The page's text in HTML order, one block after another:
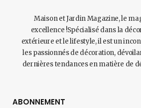
Maison et Jardin Magazine, le
excellence !Spécialisé dans la
extérieure et le lifestyle, il est un
les passionnés de décoration,
dernières tendances en matière de
ABONNEMENT